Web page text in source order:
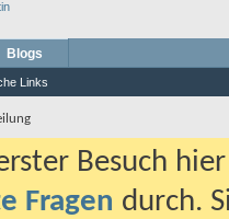
Links
Blogs
Besuch
Fragen durch.